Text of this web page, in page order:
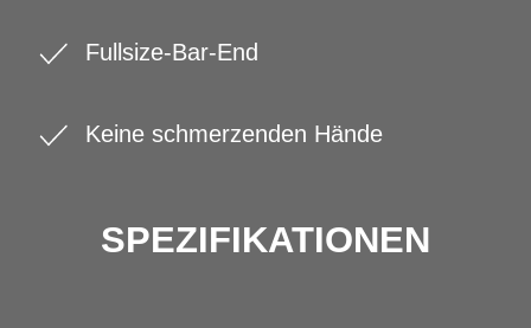
Fullsize-Bar-End
Keine schmerzenden Hände
SPEZIFIKATIONEN